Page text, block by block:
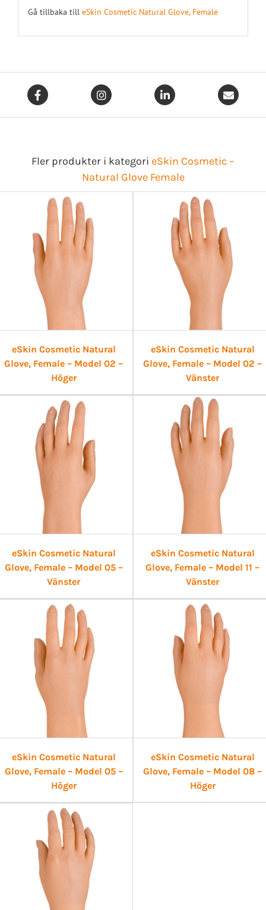
Gå tillbaka till eSkin Cosmetic Natural Glove, Female
Fler produkter i kategori eSkin Cosmetic –
Natural Glove Female
eSkin Cosmetic Natural
Glove, Female – Model 02 –
Höger
eSkin Cosmetic Natural
Glove, Female – Model 02 –
Vänster
eSkin Cosmetic Natural
Glove, Female – Model 05 –
Vänster
eSkin Cosmetic Natural
Glove, Female – Model 11 –
Vänster
eSkin Cosmetic Natural
Glove, Female – Model 05 –
Höger
eSkin Cosmetic Natural
Glove, Female – Model 08 –
Höger